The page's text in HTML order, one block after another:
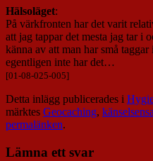
Hälsoläget:
På värkfronten har det varit
att jag tappar det mesta jag tar i
känna av att man har små
egentligen inte har det…
[01-08-025-005]
Detta inlägg publicerades i
märktes Geocaching,
permalänken.
Lämna ett svar